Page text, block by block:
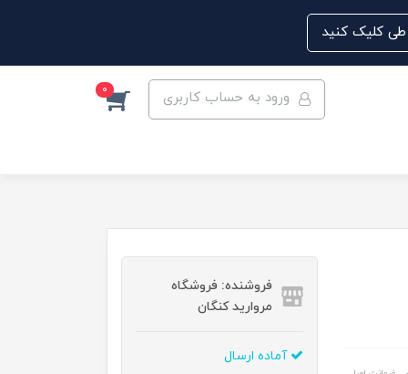
ورود به حساب کاربری 0
فروشنده: فروشگاه
مروارید کنگان
آماده ارسال